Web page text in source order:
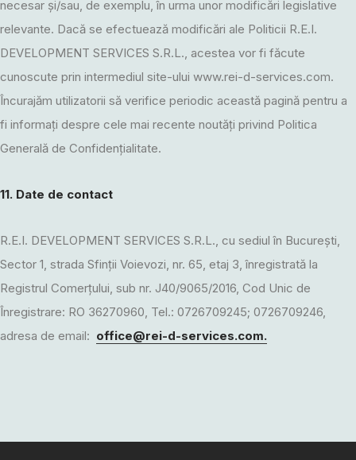
necesar și/sau, de exemplu, în urma unor modificări legislative
relevante. Dacă se efectuează modificări ale Politicii R.E.I.
DEVELOPMENT SERVICES S.R.L., acestea vor fi făcute
cunoscute prin intermediul site-ului www.rei-d-services.com.
Încurajăm utilizatorii să verifice periodic această pagină pentru a
fi informați despre cele mai recente noutăți privind Politica
Generală de Confidențialitate.
11. Date de contact
R.E.I. DEVELOPMENT SERVICES S.R.L., cu sediul în București,
Sector 1, strada Sfinții Voievozi, nr. 65, etaj 3, înregistrată la
Registrul Comerțului, sub nr. J40/9065/2016, Cod Unic de
Înregistrare: RO 36270960, Tel.: 0726709245; 0726709246,
adresa de email: office@rei-d-services.com.